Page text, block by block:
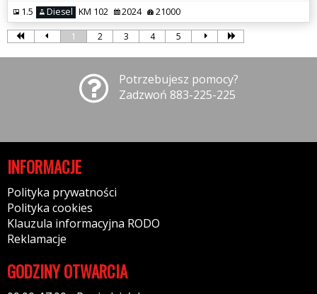
1.5 Diesel KM 102 2024 21000
1 2 3 4 5
Potrzebujesz pomocy?
Zadzwoń 883-225-225
INFORMACJE
Polityka prywatności
Polityka cookies
Klauzula informacyjna RODO
Reklamacje
GODZINY OTWARCIA